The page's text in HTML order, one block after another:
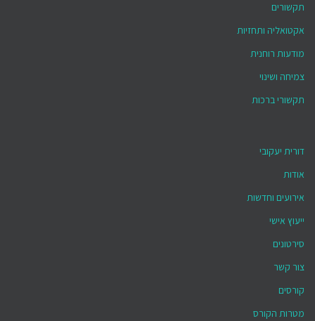
תקשורים
אקטואליה ותחזיות
מודעות רוחנית
צמיחה ושינוי
תקשורי ברכות
דורית יעקובי
אודות
אירועים וחדשות
ייעוץ אישי
סירטונים
צור קשר
קורסים
מטרות הקורס